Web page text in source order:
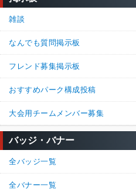
雑談
なんでも質問掲示板
フレンド募集掲示板
おすすめパーク構成投稿
大会用チームメンバー募集
バッジ・バナー
全バッジ一覧
全バナー一覧